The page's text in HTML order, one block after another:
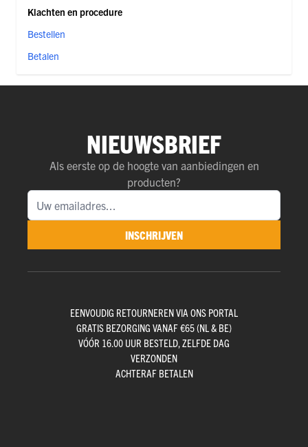
Klachten en procedure
Bestellen
Betalen
NIEUWSBRIEF
Als eerste op de hoogte van aanbiedingen en
producten?
INSCHRIJVEN
EENVOUDIG RETOURNEREN VIA ONS PORTAL
GRATIS BEZORGING VANAF €65 (NL & BE)
VÓÓR 16.00 UUR BESTELD, ZELFDE DAG
VERZONDEN
ACHTERAF BETALEN